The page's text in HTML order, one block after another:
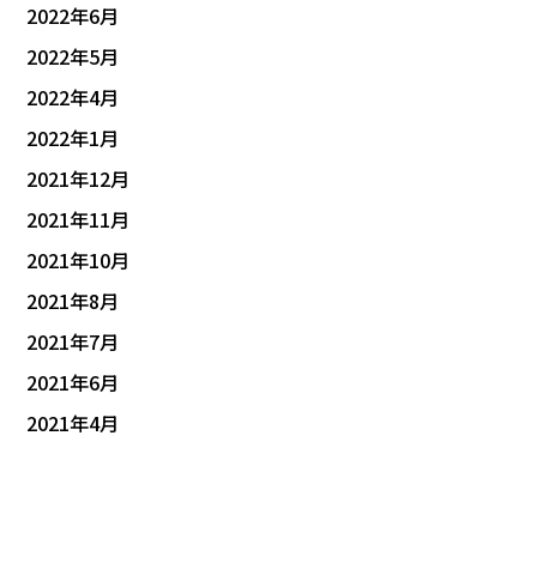
2022年6月
2022年5月
2022年4月
2022年1月
2021年12月
2021年11月
2021年10月
2021年8月
2021年7月
2021年6月
2021年4月